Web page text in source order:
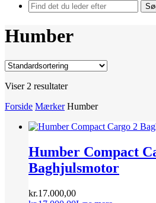
Humber
Viser 2 resultater
Forside Mærker Humber
Humber Compact
Baghjulsmotor
kr.17.000,00